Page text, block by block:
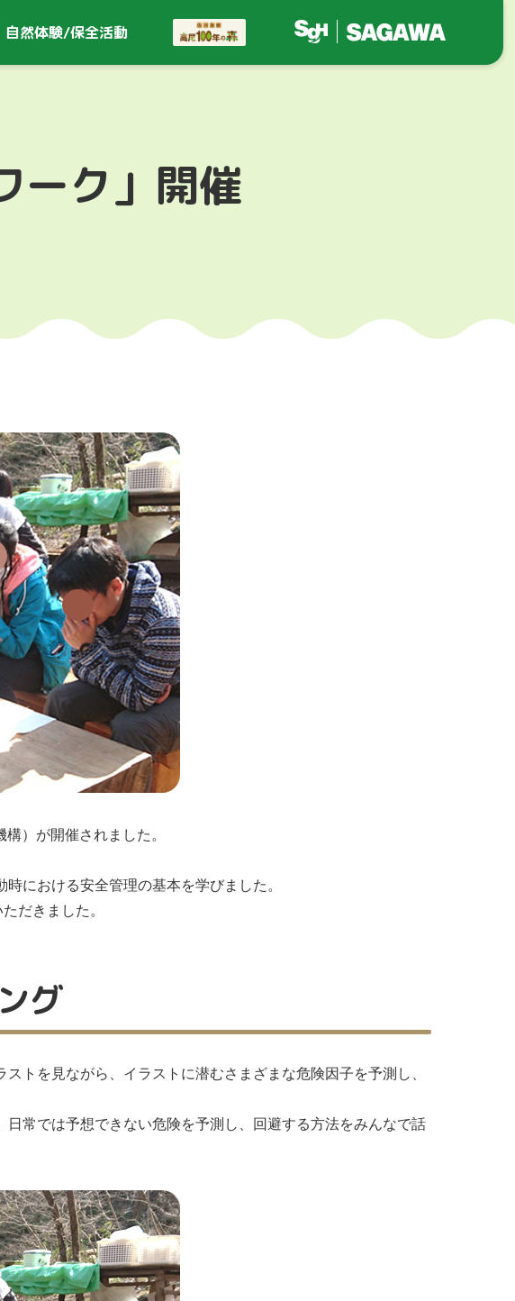
自然体験/保全活動
ーク」開催
）が開催されました。
における安全管理の基本を学びました。
だきました。
グ
トを見ながら、イラストに潜むさまざまな危険因子を予測し、
常では予想できない危険を予測し、回避する方法をみんなで話